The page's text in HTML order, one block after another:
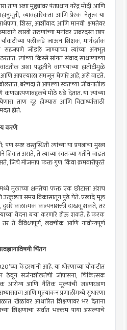
ताण अशा मुद्द्यांवर पंतप्रधान नरेंद्र मोदी आणि
व्यावहारिकता आणि प्रेरक नेतृत्व या
शिस्त, आर्शीवाद आणि मानवी क्षमतेवर
लाखो तरुणांच्या मनांवर जबरदस्त छाप
पलीकडे जाऊन शिक्षक, मार्गदर्शक
सहजपणे जोडले जाण्याच्या त्यांच्या अंगभूत
त्यांच्या किस्से सांगत संवाद साधण्याच्या
अशा पद्धतीने वागण्याच्या हातोटीमुळे
आणि आपल्याला समजून घेणारे आहे, असे वाटते.
बरेचदा ते आपल्या स्वतःच्या जीवनातील
कणखरपणाबद्दलचे मोठे धडे देतात. या त्यांच्या
ताण दूर होण्यास आणि विद्यार्थ्यांसाठी
होते.
करणे
वस्तुस्थिती त्यांच्या या प्रयत्नांचा मुख्य
शिकत असते, ते त्याच्या स्वतःच्या गतीने वाढत
जिचे मोजमाप फक्त गुण किंवा क्रमवारीपुरते
मुलाच्या क्षमतेचा फक्त एक छोटासा अंशच
उत्कृष्टता समग्र विकासातून पुढे येते. एखादे मूल
दुसरे कलात्मक कल्पनाशक्ती दाखवू शकते, तर
वेदना बऱ्या करणारे होऊ शकते. हे फरक
तर ते वैविध्यपूर्ण, लवचीक आणि नावीन्यपूर्ण
चिंतन
केंद्रस्थानी आहे. या धोरणाच्या चौकटीत
ठेवून सर्जनशीलतेची जोपासना, चिकित्सक
आरोग्य आणि नैतिक मूल्यांची जडणघडण
आणि मूल्यांकन प्रणालींमध्ये सुधारणा
खेळांवर आधारित शिक्षणावर भर देताना
शिक्षणाचा सर्वात भक्कम पाया असल्याचे